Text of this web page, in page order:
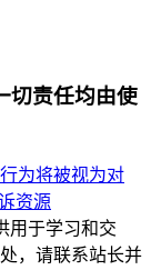
切责任均由使
为将被视为对
资源
用于学习和交
，请联系站长并